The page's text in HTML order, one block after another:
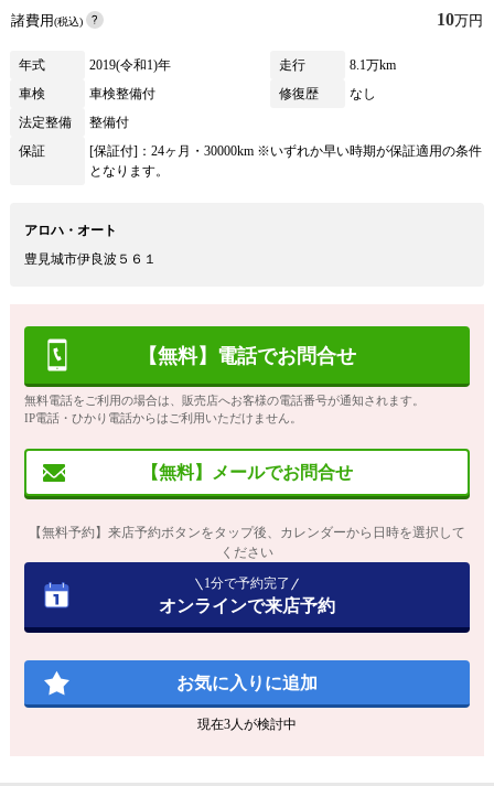
諸費用(税込) 10万円
年式 2019(令和1)年 走行
8.1万km
車検
車検整備付 修復歴
なし
法定整備
整備付
保証
[保証付]：24ヶ月・30000km ※いずれか早い時期が保証適用の条件
となります。
アロハ・オート
豊見城市伊良波５６１
【無料】電話でお問合せ
無料電話をご利用の場合は、販売店へお客様の電話番号が通知されます。
IP電話・ひかり電話からはご利用いただけません。
【無料】メールでお問合せ
【無料予約】来店予約ボタンをタップ後、カレンダーから日時を選択して
ください
1分で予約完了
オンラインで来店予約
お気に入りに追加
現在3人が検討中